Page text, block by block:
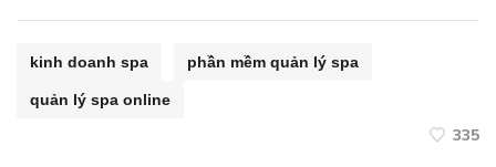
kinh doanh spa phần mềm quản lý spa
quản lý spa online
335